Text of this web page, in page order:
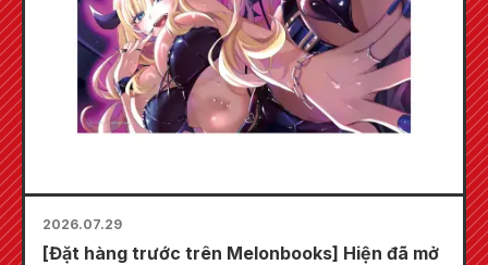
2026.07.29
[Đặt hàng trước trên Melonbooks] Hiện đã mở